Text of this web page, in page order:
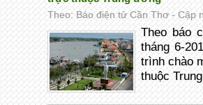
Theo: Báo điện tử Cần Thơ - Cập
Theo báo
tháng 6-
trình chào
thuộc